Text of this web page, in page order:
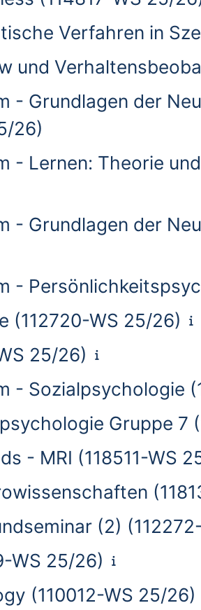
Verfahren in
und
- Grundlagen der
26)
- Lernen: Theorie
- Grundlagen der
-
(112720-WS 25/26)
25/26)
- Sozialpsychologie
Gruppe 7
- MRI (118511-WS
(2)
WS 25/26)
(110012-WS 25/26)